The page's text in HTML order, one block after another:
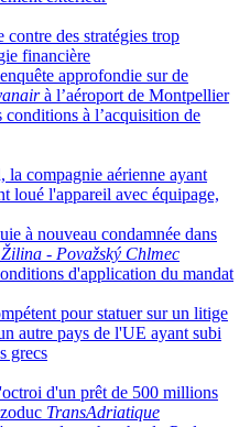
contre des stratégies trop
financière
approfondie sur de
à l’aéroport de Montpellier
conditions à l’acquisition de
la compagnie aérienne ayant
loué l'appareil avec équipage,
à nouveau condamnée dans
Žilina - Považský Chlmec
d'application du mandat
pour statuer sur un litige
autre pays de l'UE ayant subi
grecs
d'un prêt de 500 millions
TransAdriatique